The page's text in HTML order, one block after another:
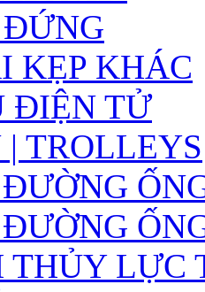
ĐỨNG
KẸP KHÁC
ĐIỆN TỬ
TROLLEYS
THỦY LỰC